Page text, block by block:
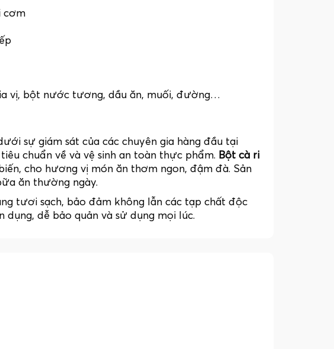
cơm
vị, bột nước tương, dầu ăn, muối, đường…
sự giám sát của các chuyên gia hàng đầu tại
chuẩn về và vệ sinh an toàn thực phẩm. Bột cà ri
cho hương vị món ăn thơm ngon, đậm đà. Sản
ăn thường ngày.
tươi sạch, bảo đảm không lẫn các tạp chất độc
dễ bảo quản và sử dụng mọi lúc.